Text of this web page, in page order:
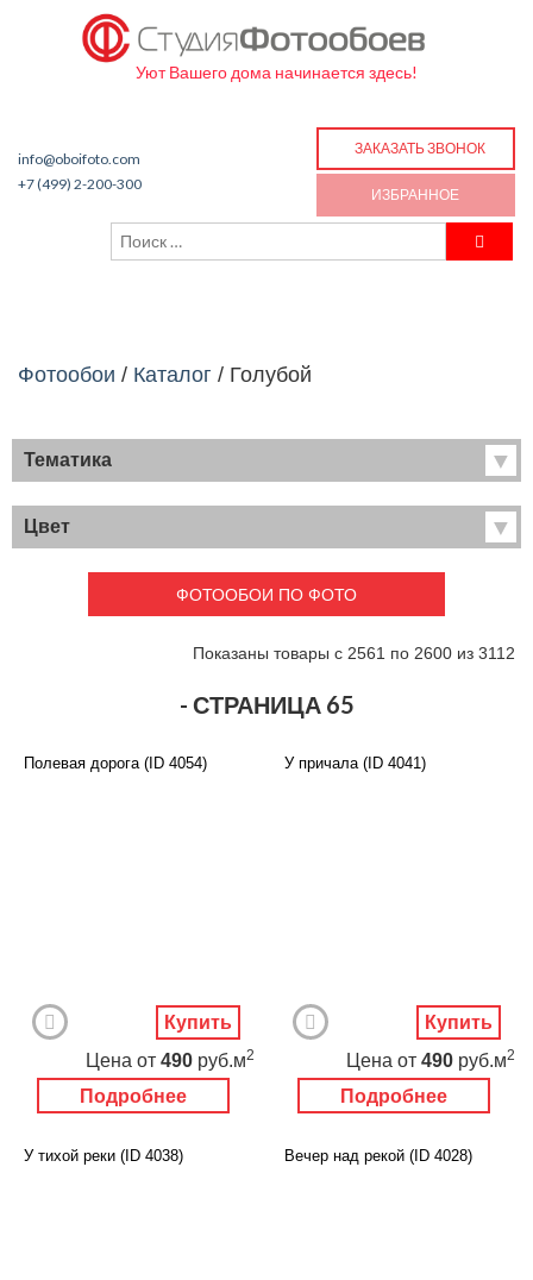
Уют Вашего дома начинается здесь!
info@oboifoto.com
+7 (499) 2-200-300
ЗАКАЗАТЬ ЗВОНОК
ИЗБРАННОЕ
Фотообои / Каталог / Голубой
Тематика
Хиты продаж
Фрески
Детские
Карты
Перспектива
Города
Живопись
Животный мир
Еда и напитки
Архитектура
Цвет
ФОТООБОИ ПО ФОТО
Показаны товары с 2561 по 2600 из 3112
- СТРАНИЦА 65
Полевая дорога (ID 4054)
Подробнее
Цена от 490 руб.м2
Купить
У причала (ID 4041)
Подробнее
Цена от 490 руб.м2
Купить
У тихой реки (ID 4038) Вечер над рекой (ID 4028)